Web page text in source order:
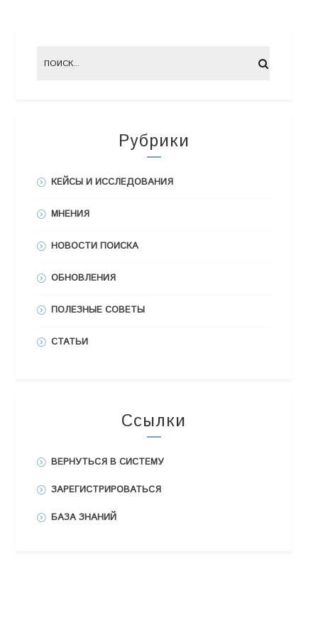
Рубрики
КЕЙСЫ И ИССЛЕДОВАНИЯ
МНЕНИЯ
НОВОСТИ ПОИСКА
ОБНОВЛЕНИЯ
ПОЛЕЗНЫЕ СОВЕТЫ
СТАТЬИ
Ссылки
ВЕРНУТЬСЯ В СИСТЕМУ
ЗАРЕГИСТРИРОВАТЬСЯ
БАЗА ЗНАНИЙ